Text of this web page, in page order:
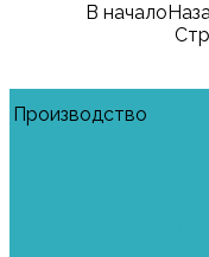
В начало
Производство